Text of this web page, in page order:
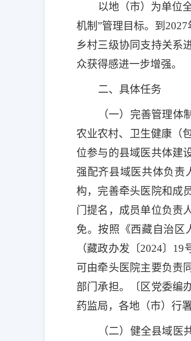
以地（市）为单位
机制”管理目标。 到 2027
乡村三级协同支持关系
众获得感进一步增强。
二、 具体任务
（一） 完善管理体
农业农村、卫生健康（
位参与的县域医共体建
强配齐县域医共体负责
构，完善牵头医院和成
门提名，成员单位负责
免。按照《西藏自治区
（藏政办发〔2024〕 19
可由牵头医院主要负责
部门承担。
〔 区党委编
药监局，各地（市）行
（二）健全县域医